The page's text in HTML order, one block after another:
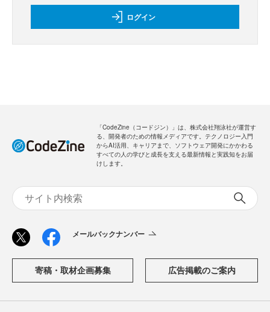
ログイン
「CodeZine（コードジン）」は、株式会社翔泳社が運営す
る、開発者のための情報メディアです。テクノロジー入門
からAI活用、キャリアまで、ソフトウェア開発にかかわる
すべての人の学びと成長を支える最新情報と実践知をお届
けします。
メールバックナンバー
寄稿・取材企画募集 広告掲載のご案内